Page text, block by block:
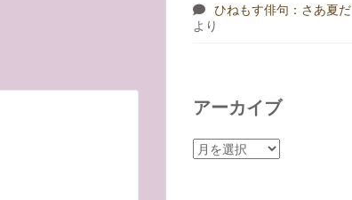
ひねもす俳句：さあ夏だ
より
アーカイブ
ア